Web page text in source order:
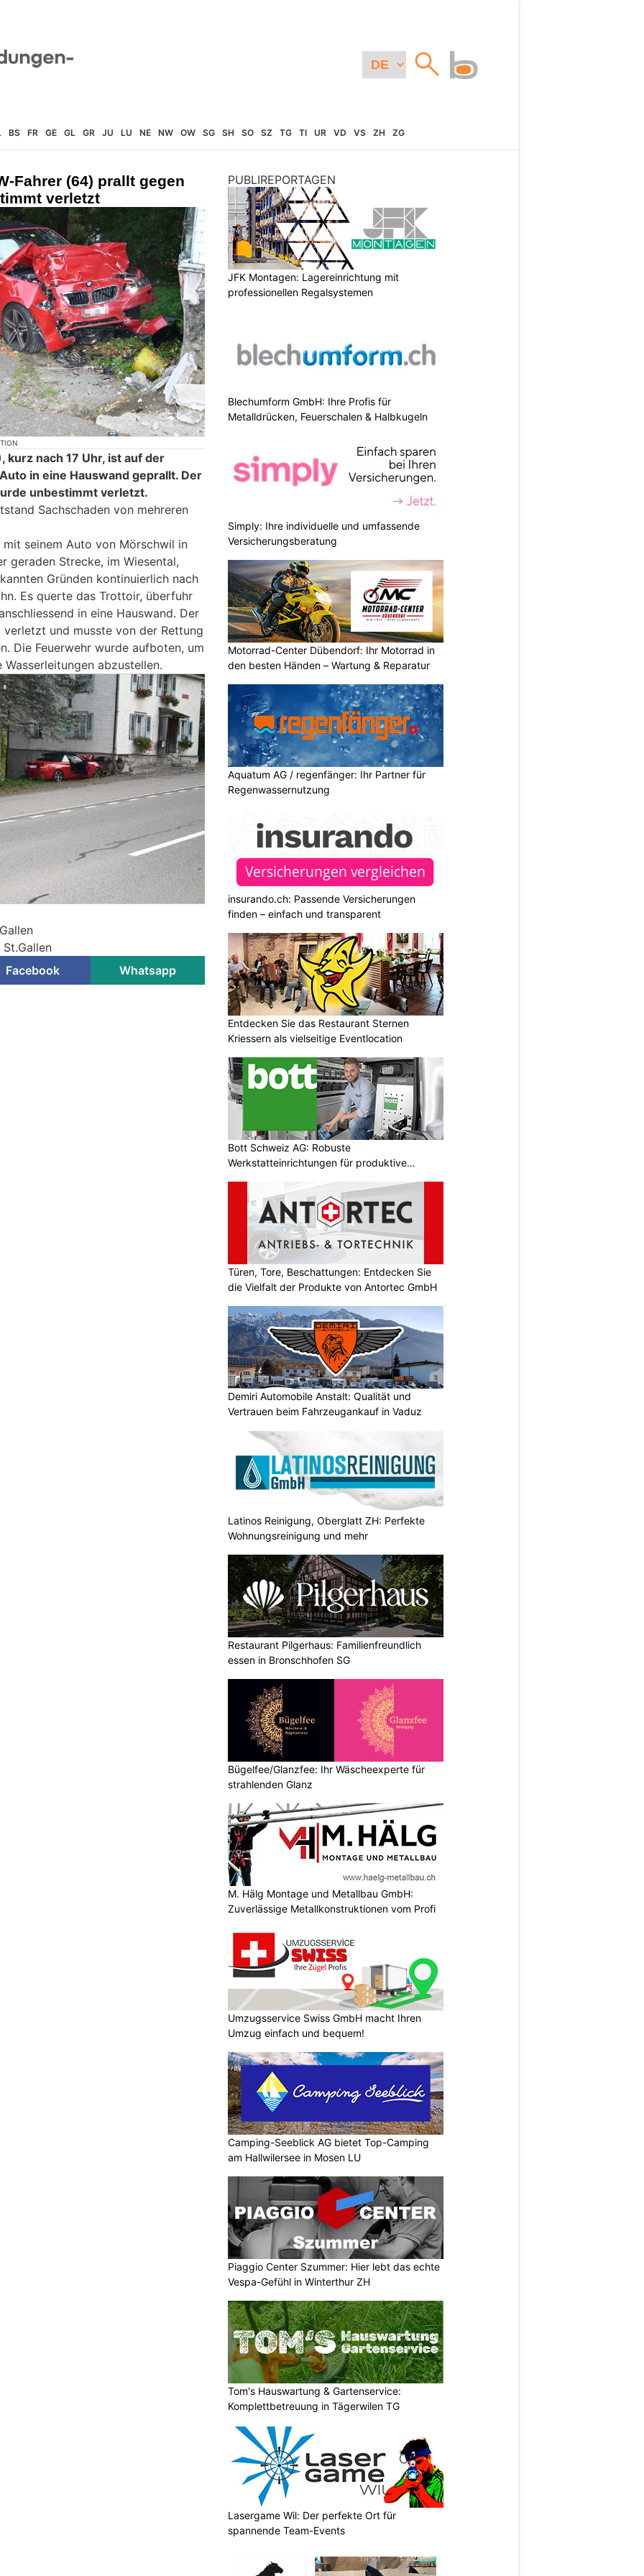
BS FR GE GL GR JU LU NE NW OW SG SH SO SZ TG TI UR VD VS ZH ZG
Fahrer (64) prallt gegen
verletzt
nach 17 Uhr, ist auf der
in eine Hauswand geprallt. Der
unbestimmt verletzt.
Sachschaden von mehreren
seinem Auto von Mörschwil in
geraden Strecke, im Wiesental,
Gründen kontinuierlich nach
Es querte das Trottoir, überfuhr
in eine Hauswand. Der
und musste von der Rettung
Die Feuerwehr wurde aufboten, um
abzustellen.
Facebook
Whatsapp
PUBLIREPORTAGEN
JFK Montagen: Lagereinrichtung mit
professionellen Regalsystemen
Blechumform GmbH: Ihre Profis für
Metalldrücken, Feuerschalen & Halbkugeln
Simply: Ihre individuelle und umfassende
Versicherungsberatung
Motorrad-Center Dübendorf: Ihr Motorrad in
den besten Händen – Wartung & Reparatur
Aquatum AG / regenfänger: Ihr Partner für
Regenwassernutzung
insurando.ch: Passende Versicherungen
finden – einfach und transparent
Entdecken Sie das Restaurant Sternen
Kriessern als vielseitige Eventlocation
Bott Schweiz AG: Robuste
Werkstatteinrichtungen für produktive
Türen, Tore, Beschattungen: Entdecken Sie
die Vielfalt der Produkte von Antortec GmbH
Demiri Automobile Anstalt: Qualität und
Vertrauen beim Fahrzeugankauf in Vaduz
Latinos Reinigung, Oberglatt ZH: Perfekte
Wohnungsreinigung und mehr
Restaurant Pilgerhaus: Familienfreundlich
essen in Bronschhofen SG
Bügelfee/Glanzfee: Ihr Wäscheexperte für
strahlenden Glanz
M. Hälg Montage und Metallbau GmbH:
Zuverlässige Metallkonstruktionen vom Profi
Umzugsservice Swiss GmbH macht Ihren
Umzug einfach und bequem!
Camping-Seeblick AG bietet Top-Camping
am Hallwilersee in Mosen LU
Piaggio Center Szummer: Hier lebt das echte
Vespa-Gefühl in Winterthur ZH
Tom's Hauswartung & Gartenservice:
Komplettbetreuung in Tägerwilen TG
Lasergame Wil: Der perfekte Ort für
spannende Team-Events